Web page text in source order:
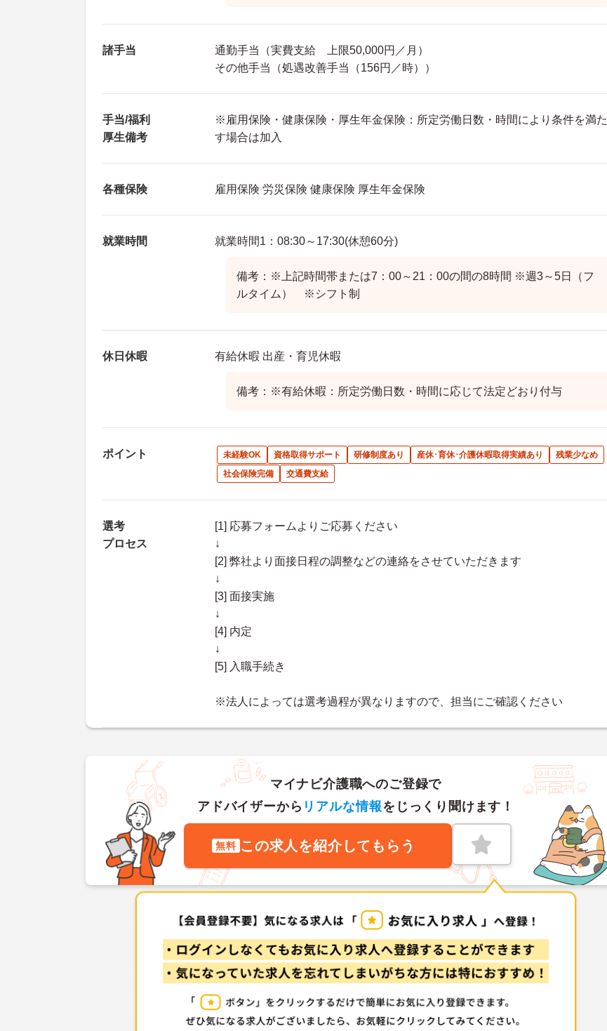
諸手当
通勤手当（実費支給 上限50,000円／月）
その他手当（処遇改善手当（156円／時））
手当/福利
厚生備考
※雇用保険・健康保険・厚生年金保険：所定労働日数・時間により条件を満た
す場合は加入
各種保険 雇用保険 労災保険 健康保険 厚生年金保険
就業時間 就業時間1：08:30～17:30(休憩60分)
備考：※上記時間帯または7：00～21：00の間の8時間 ※週3～5日（フ
ルタイム） ※シフト制
休日休暇 有給休暇 出産・育児休暇
備考：※有給休暇：所定労働日数・時間に応じて法定どおり付与
ポイント 未経験OK 資格取得サポート 研修制度あり 産休･育休･介護休暇取得実績あり
残業少なめ
社会保険完備
交通費支給
選考
プロセス
[1] 応募フォームよりご応募ください
↓
[2] 弊社より面接日程の調整などの連絡をさせていただきます
↓
[3] 面接実施
↓
[4] 内定
↓
[5] 入職手続き
※法人によっては選考過程が異なりますので、担当にご確認ください
マイナビ介護職へのご登録で
アドバイザーから リアルな情報をじっくり聞けます！
無料 この求人を紹介してもらう